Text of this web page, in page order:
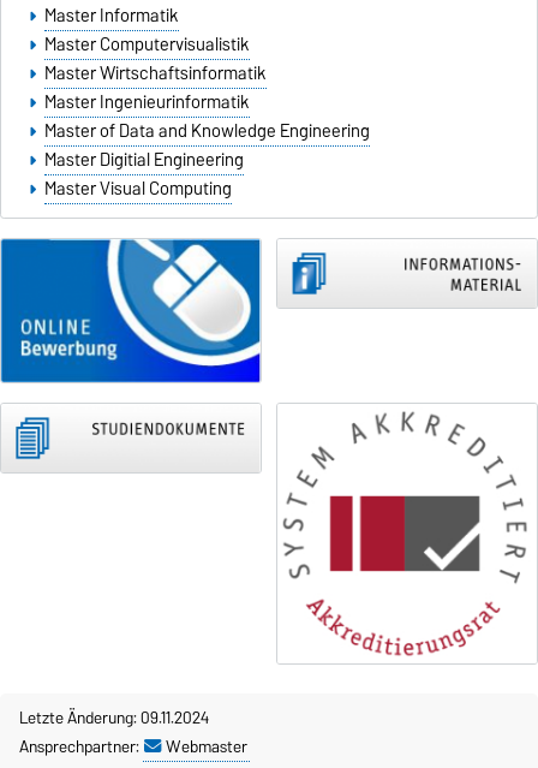
Master Informatik
Master Computervisualistik
Master Wirtschaftsinformatik
Master Ingenieurinformatik
Master of Data and Knowledge Engineering
Master Digitial Engineering
Master Visual Computing
Letzte Änderung: 09.11.2024
Ansprechpartner:
Webmaster